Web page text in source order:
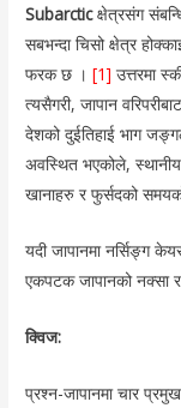
Subarcticक्षेत्रसंग
सबभन्दा चिसो क्षेत्र
फरक छ ।[1] उत्तरमा
त्यसैगरी, जापान
देशको दुईतिहाई भाग
अवस्थित भएकोले,
खानाहरु र फुर्सदको
यदी जापानमा नर्सिङ्ग
एकपटक जापानको नक्सा र
क्विज:
प्रश्न-जापानमा चार